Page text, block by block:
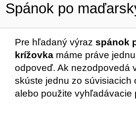
Spánok po
Pre hľadaný výraz spánok
krížovka máme práve
odpoveď. Ak nezodpovedá
skúste jednu zo súvisiacich
alebo použite vyhľadávacie